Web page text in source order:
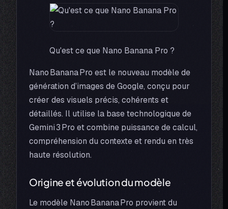
Qu'est ce que Nano Banana Pro ?
Nano Banana Pro est le nouveau modèle de
génération d’images de Google, conçu pour
créer des visuels précis, cohérents et
détaillés. Il utilise la base technologique de
Gemini 3 Pro et combine puissance de calcul,
compréhension du contexte et rendu en très
haute résolution.
Origine et évolution du modèle
Le modèle Nano Banana Pro provient du